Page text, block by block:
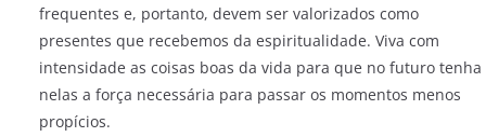
frequentes e, portanto, devem ser valorizados como
presentes que recebemos da espiritualidade. Viva com
intensidade as coisas boas da vida para que no futuro tenha
nelas a força necessária para passar os momentos menos
propícios.